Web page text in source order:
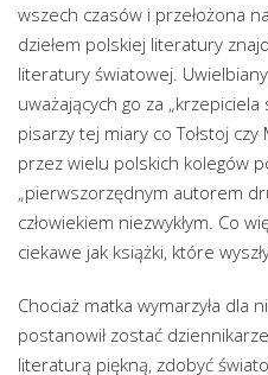
wszech czasów i przełożona
dziełem polskiej literatury
literatury światowej.
uważających go za
pisarzy tej miary co Tołstoj
przez wielu polskich kolegów
„pierwszorzędnym autorem
człowiekiem niezwykłym. Co
ciekawe jak książki, które
Chociaż matka wymarzyła dla
postanowił zostać
literaturą piękną, zdobyć